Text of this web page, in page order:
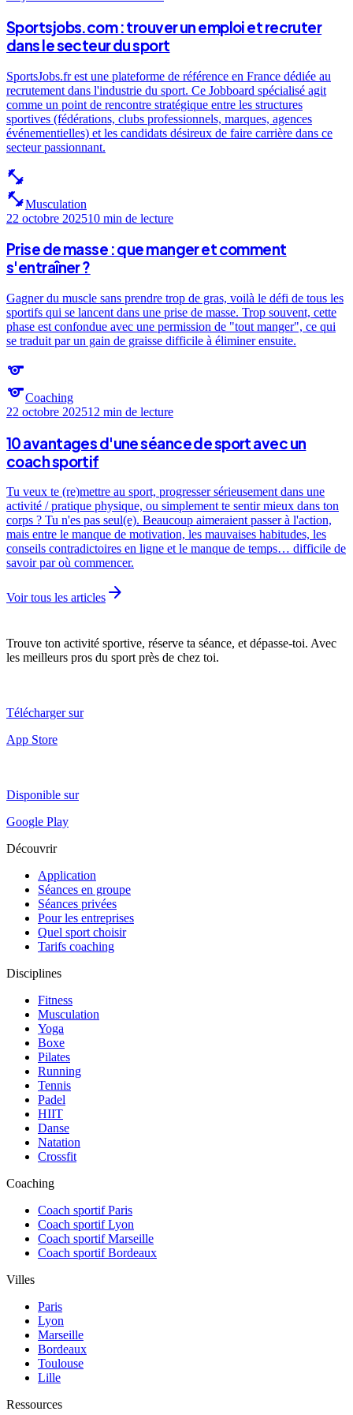
Sportsjobs.com : trouver un emploi et recruter
dans le secteur du sport
SportsJobs.fr est une plateforme de référence en France dédiée au
recrutement dans l'industrie du sport. Ce Jobboard spécialisé agit
comme un point de rencontre stratégique entre les structures
sportives (fédérations, clubs professionnels, marques, agences
événementielles) et les candidats désireux de faire carrière dans ce
secteur passionnant.
fitness_center
fitness_centerMusculation
22 octobre 202510 min de lecture
Prise de masse : que manger et comment
s'entraîner ?
Gagner du muscle sans prendre trop de gras, voilà le défi de tous les
sportifs qui se lancent dans une prise de masse. Trop souvent, cette
phase est confondue avec une permission de "tout manger", ce qui
se traduit par un gain de graisse difficile à éliminer ensuite.
sports
sportsCoaching
22 octobre 202512 min de lecture
10 avantages d'une séance de sport avec un
coach sportif
Tu veux te (re)mettre au sport, progresser sérieusement dans une
activité / pratique physique, ou simplement te sentir mieux dans ton
corps ? Tu n'es pas seul(e). Beaucoup aimeraient passer à l'action,
mais entre le manque de motivation, les mauvaises habitudes, les
conseils contradictoires en ligne et le manque de temps… difficile de
savoir par où commencer.
Voir tous les articles arrow_forward
Trouve ton activité sportive, réserve ta séance, et dépasse-toi. Avec
les meilleurs pros du sport près de chez toi.
Télécharger sur
App Store
Disponible sur
Google Play
Découvrir
Application
Séances en groupe
Séances privées
Pour les entreprises
Quel sport choisir
Tarifs coaching
Disciplines
Fitness
Musculation
Yoga
Boxe
Pilates
Running
Tennis
Padel
HIIT
Danse
Natation
Crossfit
Coaching
Coach sportif Paris
Coach sportif Lyon
Coach sportif Marseille
Coach sportif Bordeaux
Villes
Paris
Lyon
Marseille
Bordeaux
Toulouse
Lille
Ressources